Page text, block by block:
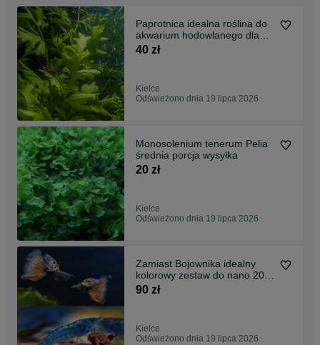
Paprotnica idealna roślina do
akwarium hodowlanego dla
Gupików L
40 zł
Kielce
Odświeżono dnia 19 lipca 2026
Monosolenium tenerum Pelia
średnia porcja wysyłka
20 zł
Kielce
Odświeżono dnia 19 lipca 2026
Zamiast Bojownika idealny
kolorowy zestaw do nano 20l
Red Nebula/Blue
90 zł
Kielce
Odświeżono dnia 19 lipca 2026